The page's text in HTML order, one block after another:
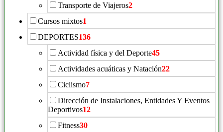
Transporte de Viajeros2
Cursos mixtos1
DEPORTES136
Actividad física y del Deporte45
Actividades acuáticas y Natación22
Ciclismo7
Dirección de Instalaciones, Entidades Y Eventos
Deportivos12
Fitness30